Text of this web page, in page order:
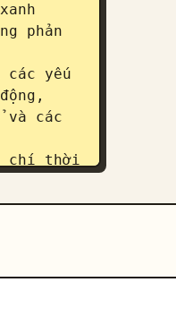
phản
các yếu
và các
chí thời